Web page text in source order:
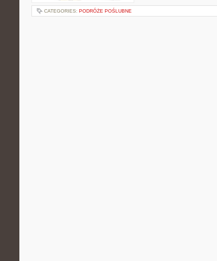
CATEGORIES: PODRÓŻE POŚLUBNE